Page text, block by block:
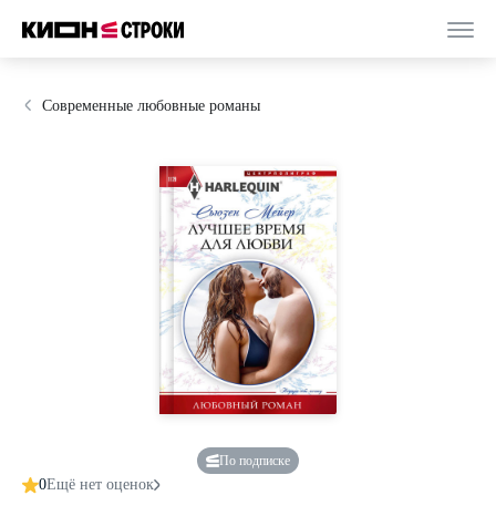
Современные любовные романы
По подписке
0Ещё нет оценок